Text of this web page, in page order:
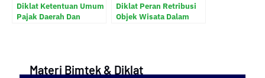
Diklat Ketentuan Umum
Pajak Daerah Dan
Diklat Peran Retribusi
Objek Wisata Dalam
Materi Bimtek & Diklat